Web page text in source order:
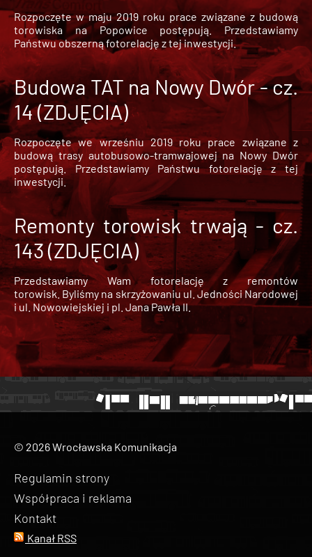
Rozpoczęte w maju 2019 roku prace związane z budową
torowiska na Popowice
postępują. Przedstawiamy
Państwu obszerną fotorelację z tej inwestycji.
Budowa TAT na Nowy Dwór - cz.
14 (ZDJĘCIA)
Rozpoczęte we wrześniu 2019 roku prace związane z
budową trasy autobusowo-tramwajowej na Nowy Dwór
postępują. Przedstawiamy Państwu fotorelację z tej
inwestycji.
Remonty torowisk trwają - cz.
143 (ZDJĘCIA)
Przedstawiamy Wam fotorelację z remontów
torowisk. Byliśmy na skrzyżowaniu ul. Jedności Narodowej
i ul. Nowowiejskiej i pl. Jana Pawła II.
© 2026 Wrocławska Komunikacja
Regulamin strony
Współpraca i reklama
Kontakt
Kanał RSS